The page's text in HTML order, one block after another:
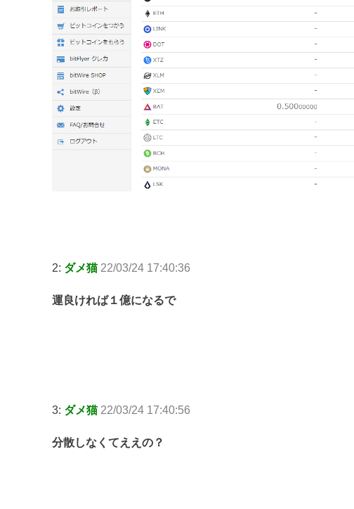
2: ダメ猫 22/03/24 17:40:36
運良ければ１億になるで
3: ダメ猫 22/03/24 17:40:56
分散しなくてええの？